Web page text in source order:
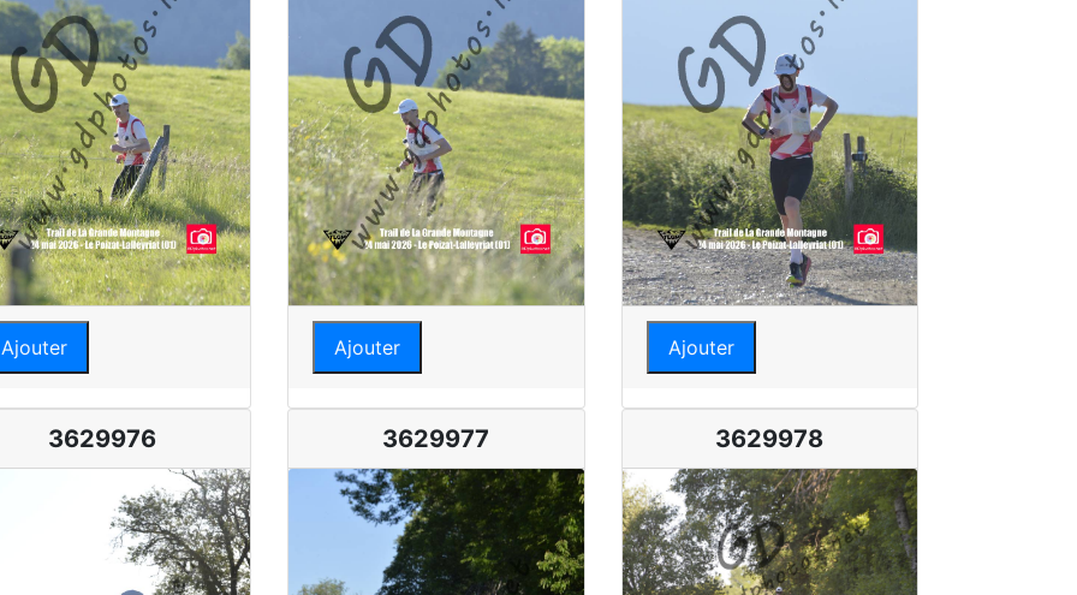
Ajouter Ajouter Ajouter
3629976 3629977 3629978